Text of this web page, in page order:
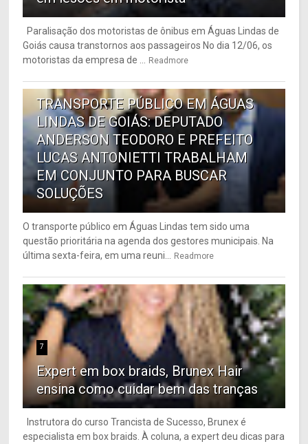
Paralisação dos motoristas de ônibus em Águas Lindas de
Goiás causa transtornos aos passageiros No dia 12/06, os
motoristas da empresa de ... Readmore
6
TRANSPORTE PÚBLICO EM ÁGUAS
LINDAS DE GOIÁS: DEPUTADO
ANDERSON TEODORO E PREFEITO
LUCAS ANTONIETTI TRABALHAM
EM CONJUNTO PARA BUSCAR
SOLUÇÕES
O transporte público em Águas Lindas tem sido uma
questão prioritária na agenda dos gestores municipais. Na
última sexta-feira, em uma reuni... Readmore
7
Expert em box braids, Brunex Hair
ensina como cuidar bem das tranças
Instrutora do curso Trancista de Sucesso, Brunex é
especialista em box braids. À coluna, a expert deu dicas para